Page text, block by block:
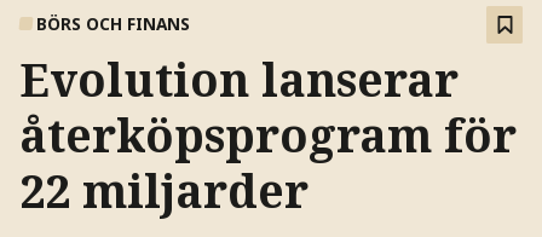
BÖRS OCH FINANS
Evolution lanserar
återköpsprogram för
22 miljarder